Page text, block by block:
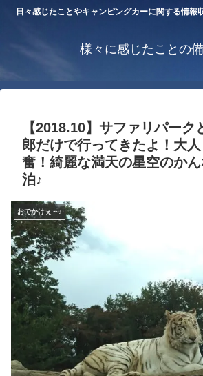
日々感じたことやキャンピングカーに関する情報
様々に感じたことの
【2018.10】サファリパーク
郎だけで行ってきたよ！大
奮！綺麗な満天の星空のか
泊♪
おでかけぇ～♪